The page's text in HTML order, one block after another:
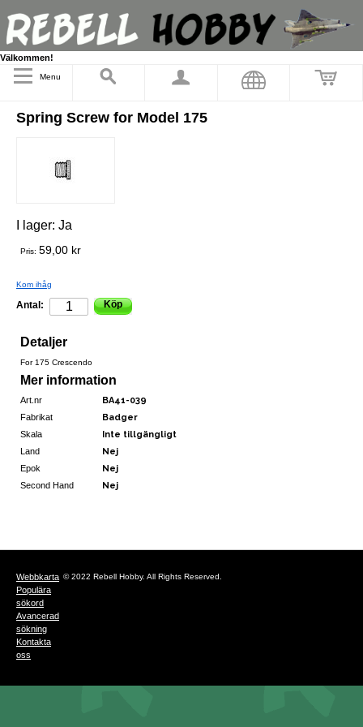
Välkommen!
Menu
Spring Screw for Model 175
I lager: Ja
Pris: 59,00 kr
Kom ihåg
Antal: Köp
Detaljer
For 175 Crescendo
Mer information
Art.nr BA41-039
Fabrikat Badger
Skala Inte tillgängligt
Land Nej
Epok Nej
Second Hand Nej
Webbkarta
Populära
sökord
Avancerad
sökning
Kontakta
oss
© 2022 Rebell Hobby. All Rights Reserved.